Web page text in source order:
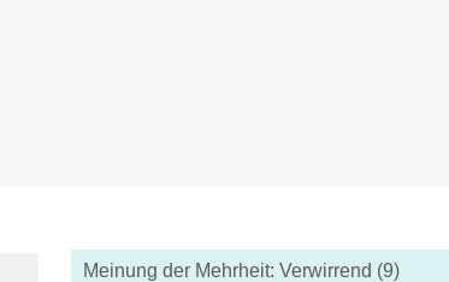
Meinung der Mehrheit: Verwirrend (9)